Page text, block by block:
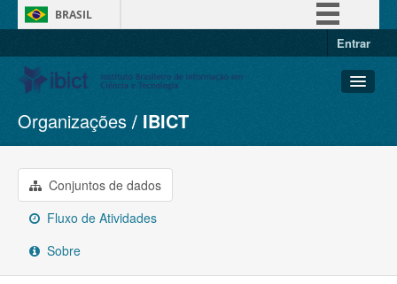
BRASIL
Entrar
Conjuntos de dados
Organizações
Grupos
Sobre
Organizações IBICT
Conjuntos de dados
Fluxo de Atividades
Sobre